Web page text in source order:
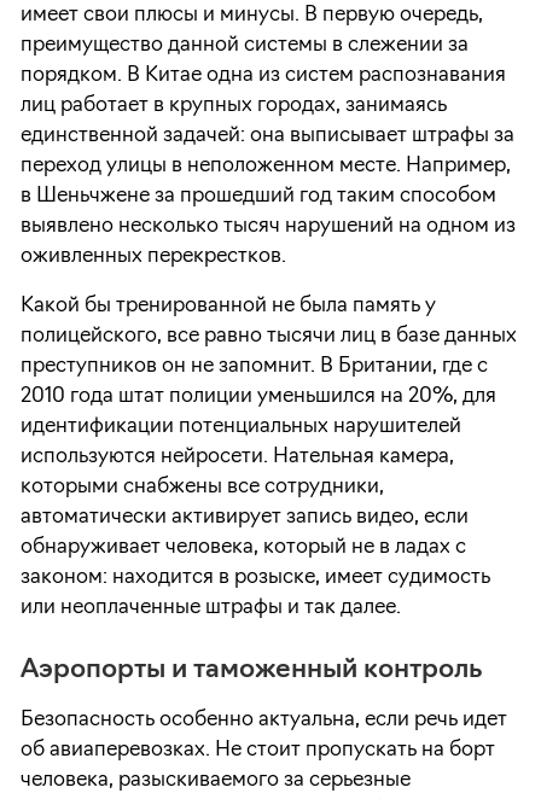
имеет свои плюсы и минусы. В первую очередь,
преимущество данной системы в слежении за
порядком. В Китае одна из систем распознавания
лиц работает в крупных городах, занимаясь
единственной задачей: она выписывает штрафы за
переход улицы в неположенном месте. Например,
в Шеньчжене за прошедший год таким способом
выявлено несколько тысяч нарушений на одном из
оживленных перекрестков.
Какой бы тренированной не была память у
полицейского, все равно тысячи лиц в базе данных
преступников он не запомнит. В Британии, где с
2010 года штат полиции уменьшился на 20%, для
идентификации потенциальных нарушителей
используются нейросети. Нательная камера,
которыми снабжены все сотрудники,
автоматически активирует запись видео, если
обнаруживает человека, который не в ладах с
законом: находится в розыске, имеет судимость
или неоплаченные штрафы и так далее.
Аэропорты и таможенный контроль
Безопасность особенно актуальна, если речь идет
об авиаперевозках. Не стоит пропускать на борт
человека, разыскиваемого за серьезные